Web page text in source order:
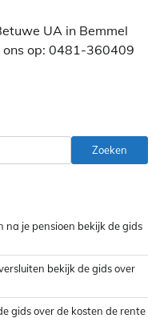
UA in Bemmel
op: 0481-360409
Zoeken
na je pensioen bekijk de gids
bekijk de gids over
gids over de kosten de rente